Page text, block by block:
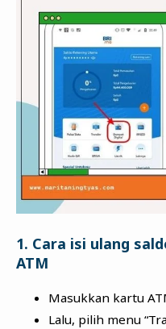
1. Cara isi ulang
ATM
Masukkan kartu
Lalu, pilih menu